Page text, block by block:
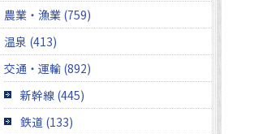
農業・漁業 (759)
温泉 (413)
交通・運輸 (892)
新幹線 (445)
鉄道 (133)